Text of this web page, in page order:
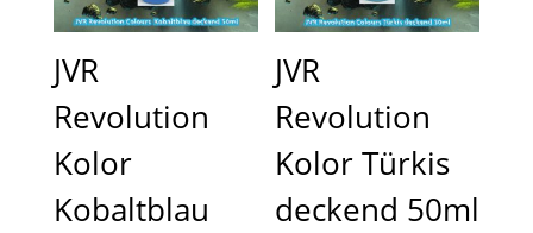
JVR
Revolution
Kolor
Kobaltblau
JVR
Revolution
Kolor Türkis
deckend 50ml